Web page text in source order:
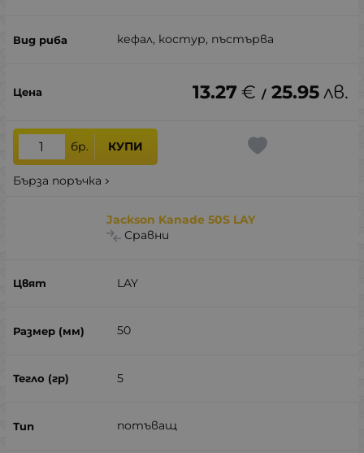
кефал, костур, пъстърва
13.27 € / 25.95лв.
бр. КУПИ
Бърза поръчка
Jackson Kanade 50S LAY
Сравни
LAY
50
5
потъващ